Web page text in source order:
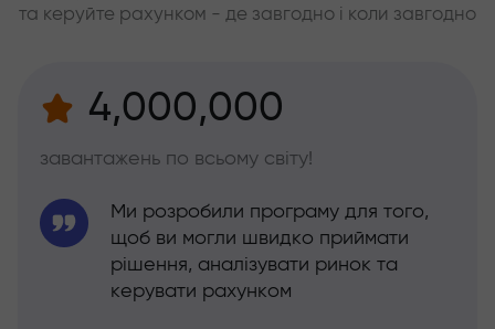
та керуйте рахунком - де завгодно і коли завгодно
4,000,000
завантажень по всьому світу!
Ми розробили програму для того,
щоб ви могли швидко приймати
рішення, аналізувати ринок та
керувати рахунком